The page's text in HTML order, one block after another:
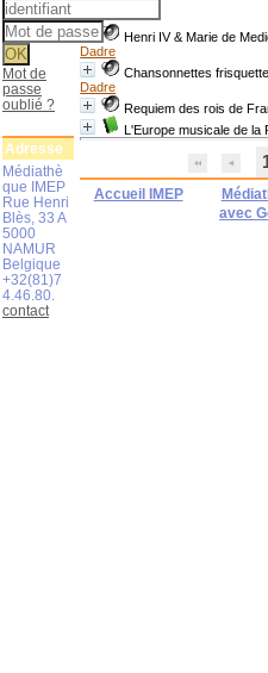
Henri IV & Marie de
Dadre
Chansonnettes
Dadre
Requiem des rois de
L'Europe musicale de la
Accueil IMEP
avec
Mot de
passe
oublié ?
Adresse
Médiathè
que IMEP
Rue Henri
Blès, 33 A
5000
NAMUR
Belgique
+32(81)7
4.46.80.
contact